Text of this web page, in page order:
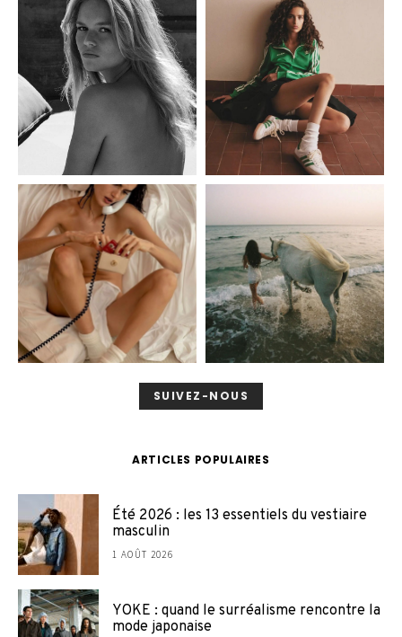
SUIVEZ-NOUS
ARTICLES POPULAIRES
Été 2026 : les 13 essentiels du vestiaire
masculin
1 AOÛT 2026
YOKE : quand le surréalisme rencontre la
mode japonaise